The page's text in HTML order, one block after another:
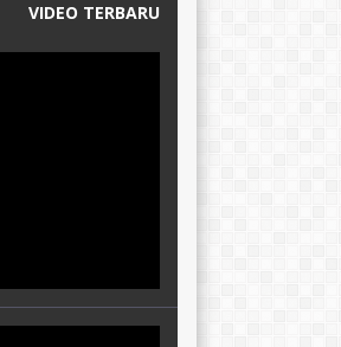
VIDEO TERBARU